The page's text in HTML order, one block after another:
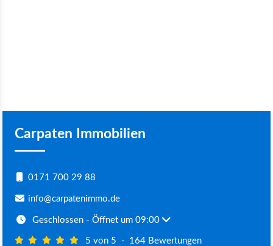
Carpaten Immobilien
0171 700 29 88
info@carpatenimmo.de
Geschlossen - Öffnet um 09:00
5 von 5 - 164 Bewertungen